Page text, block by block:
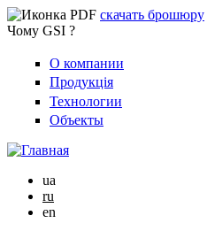
скачать брошюру
Чому GSI ?
О компании
Продукція
Технологии
Объекты
ua
ru
en